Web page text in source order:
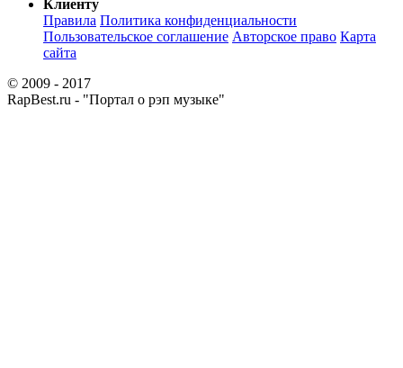
Клиенту
Правила Политика конфиденциальности
Пользовательское соглашение Авторское право Карта
сайта
© 2009 - 2017
RapBest.ru - "Портал о рэп музыке"